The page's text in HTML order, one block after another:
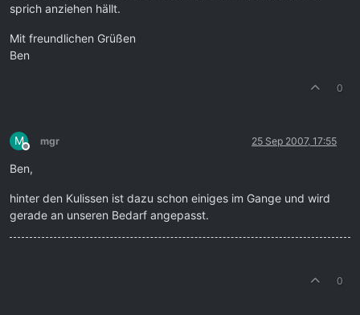
sprich anziehen hällt.
Mit freundlichen Grüßen
Ben
0
M
Offline
mgr 25 Sep 2007, 17:55
Ben,
hinter den Kulissen ist dazu schon einiges im Gange und wird
gerade an unseren Bedarf angepasst.
0